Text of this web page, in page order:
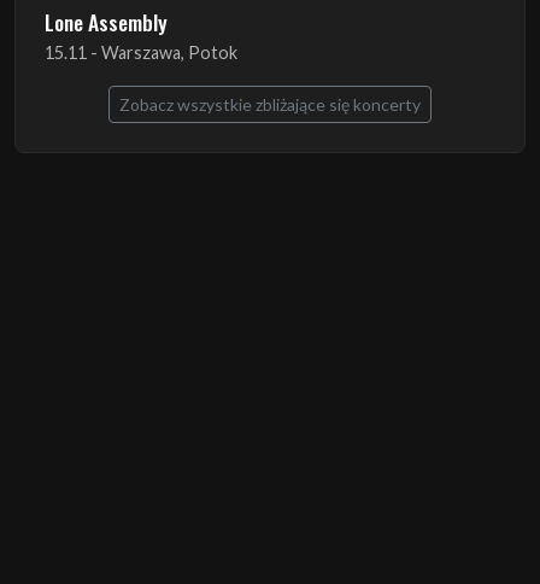
Lone Assembly
15.11 - Warszawa, Potok
Zobacz wszystkie zbliżające się koncerty